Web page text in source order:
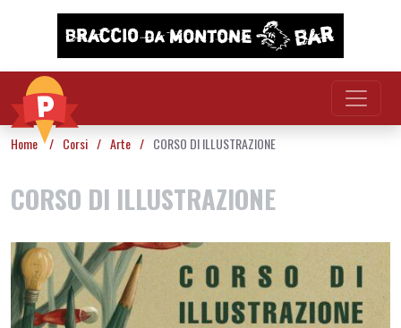
Vai al contenuto
Home / Corsi / Arte / CORSO DI ILLUSTRAZIONE
CORSO DI ILLUSTRAZIONE